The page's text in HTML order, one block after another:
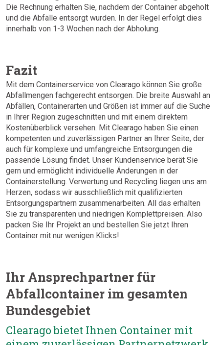
Die Rechnung erhalten Sie, nachdem der Container abgeholt
und die Abfälle entsorgt wurden. In der Regel erfolgt dies
innerhalb von 1-3 Wochen nach der Abholung.
Fazit
Mit dem Containerservice von Clearago können Sie große
Abfallmengen fachgerecht entsorgen. Die breite Auswahl an
Abfällen, Containerarten und Größen ist immer auf die Suche
in Ihrer Region zugeschnitten und mit einem direktem
Kostenüberblick versehen. Mit Clearago haben Sie einen
kompetenten und zuverlässigen Partner an Ihrer Seite, der
auch für komplexe und umfangreiche Entsorgungen die
passende Lösung findet. Unser Kundenservice berät Sie
gern und ermöglicht individuelle Änderungen in der
Containerstellung. Verwertung und Recycling liegen uns am
Herzen, sodass wir ausschließlich mit qualifizierten
Entsorgungspartnern zusammenarbeiten. All das erhalten
Sie zu transparenten und niedrigen Komplettpreisen. Also
packen Sie Ihr Projekt an und bestellen Sie jetzt Ihren
Container mit nur wenigen Klicks!
Ihr Ansprechpartner für
Abfallcontainer im gesamten
Bundesgebiet
Clearago bietet Ihnen Container mit